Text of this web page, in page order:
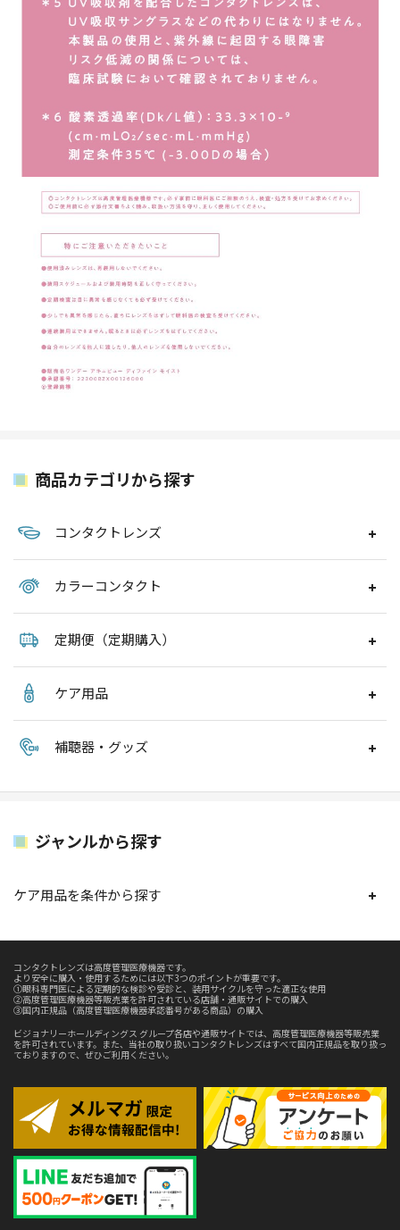
商品カテゴリから探す
コンタクトレンズ
カラーコンタクト
定期便（定期購入）
ケア用品
補聴器・グッズ
ジャンルから探す
ケア用品を条件から探す
コンタクトレンズは高度管理医療機器です。
より安全に購入・使用するためには以下3つのポイントが重要です。
①眼科専門医による定期的な検診や受診と、装用サイクルを守った適正な使用
②高度管理医療機器等販売業を許可されている店舗・通販サイトでの購入
③国内正規品（高度管理医療機器承認番号がある商品）の購入
ビジョナリーホールディングス グループ各店や通販サイトでは、高度管理医療機器等販売業
を許可されています。また、当社の取り扱いコンタクトレンズはすべて国内正規品を取り扱っ
ておりますので、ぜひご利用ください。